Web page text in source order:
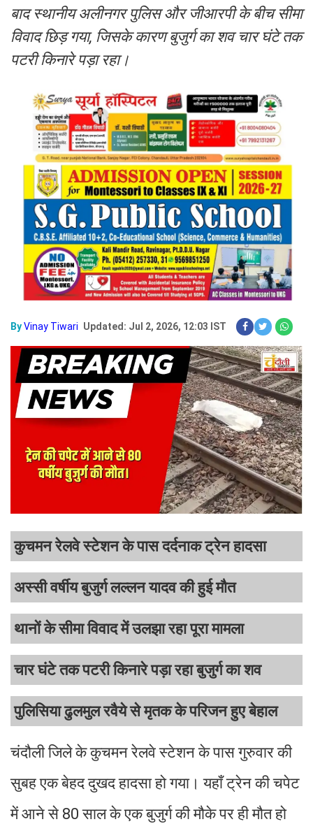
बाद स्थानीय अलीनगर पुलिस और जीआरपी के बीच सीमा
विवाद छिड़ गया, जिसके कारण बुजुर्ग का शव चार घंटे तक
पटरी किनारे पड़ा रहा।
ByVinay Tiwari Updated: Jul 2, 2026, 12:03 IST
कुचमन रेलवे स्टेशन के पास दर्दनाक ट्रेन हादसा
अस्सी वर्षीय बुजुर्ग लल्लन यादव की हुई मौत
थानों के सीमा विवाद में उलझा रहा पूरा मामला
चार घंटे तक पटरी किनारे पड़ा रहा बुजुर्ग का शव
पुलिसिया ढुलमुल रवैये से मृतक के परिजन हुए बेहाल
चंदौली जिले के कुचमन रेलवे स्टेशन के पास गुरुवार की
सुबह एक बेहद दुखद हादसा हो गया। यहाँ ट्रेन की चपेट
में आने से 80 साल के एक बुजुर्ग की मौके पर ही मौत हो